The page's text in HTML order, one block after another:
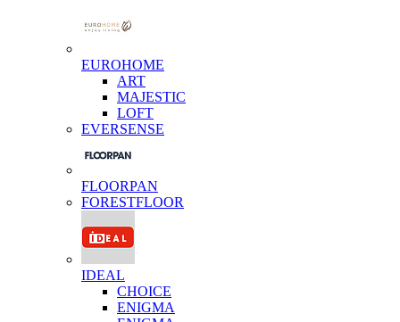
EUROHOME
ART
MAJESTIC
LOFT
EVERSENSE
FLOORPAN
FORESTFLOOR
IDEAL
CHOICE
ENIGMA